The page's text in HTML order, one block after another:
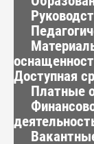
Доступная
Платные